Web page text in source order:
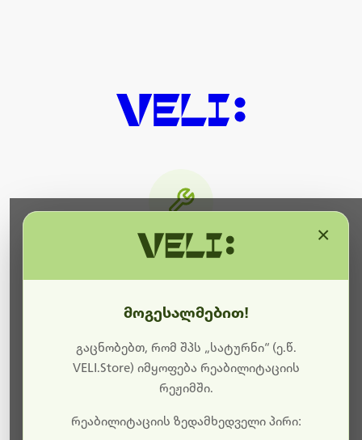
ბოდიშს გიხდით შეფერხებისთვის. ამჟამად
მიმდინარეობს საიტის განახლება და ტექნიკური
სამუშაოები.
მალე ისევ ხელმისაწვდომი იქნება. გმადლობთ
მოგესალმებით!
გაცნობებთ, რომ შპს „სატურნი“ (ე.წ.
VELI.Store) იმყოფება რეაბილიტაციის
რეჟიმში.
რეაბილიტაციის ზედამხედველი პირი:
×